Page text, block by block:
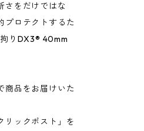
さをだけではな
プロテクトするた
りDX3® 40mm
商品をお届けいた
リックポスト」を